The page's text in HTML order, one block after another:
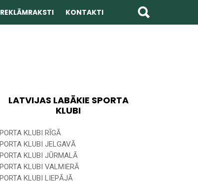
REKLĀMRAKSTI KONTAKTI
LATVIJAS LABĀKIE SPORTA
KLUBI
KLUBI RĪGĀ
KLUBI JELGAVĀ
KLUBI JŪRMALĀ
KLUBI VALMIERĀ
KLUBI LIEPĀJĀ